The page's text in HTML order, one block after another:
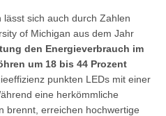
lässt sich auch durch Zahlen
of Michigan aus dem Jahr
den Energieverbrauch im
um 18 bis 44 Prozent
punkten LEDs mit einer
eine herkömmliche
brennt, erreichen hochwertige